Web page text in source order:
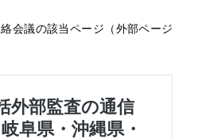
会議の該当ページ（外部ページ